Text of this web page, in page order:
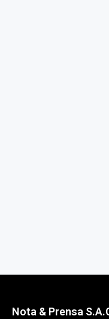
Nota & Prensa